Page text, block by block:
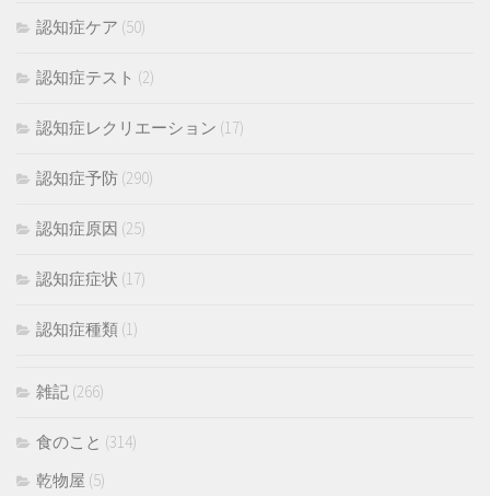
認知症ケア (50)
認知症テスト (2)
認知症レクリエーション (17)
認知症予防 (290)
認知症原因 (25)
認知症症状 (17)
認知症種類 (1)
雑記 (266)
食のこと (314)
乾物屋 (5)